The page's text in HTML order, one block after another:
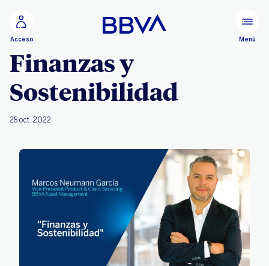
Acceso Menú
Finanzas y
Sostenibilidad
28 oct. 2022